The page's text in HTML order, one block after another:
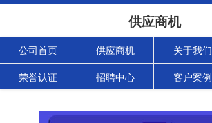
供应商机
公司首页 供应商机 关于我们
荣誉认证 招聘中心 客户案例